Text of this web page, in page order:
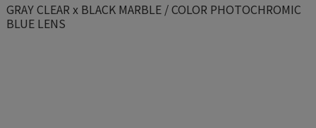
GRAY CLEAR x BLACK MARBLE / COLOR PHOTOCHROMIC
BLUE LENS